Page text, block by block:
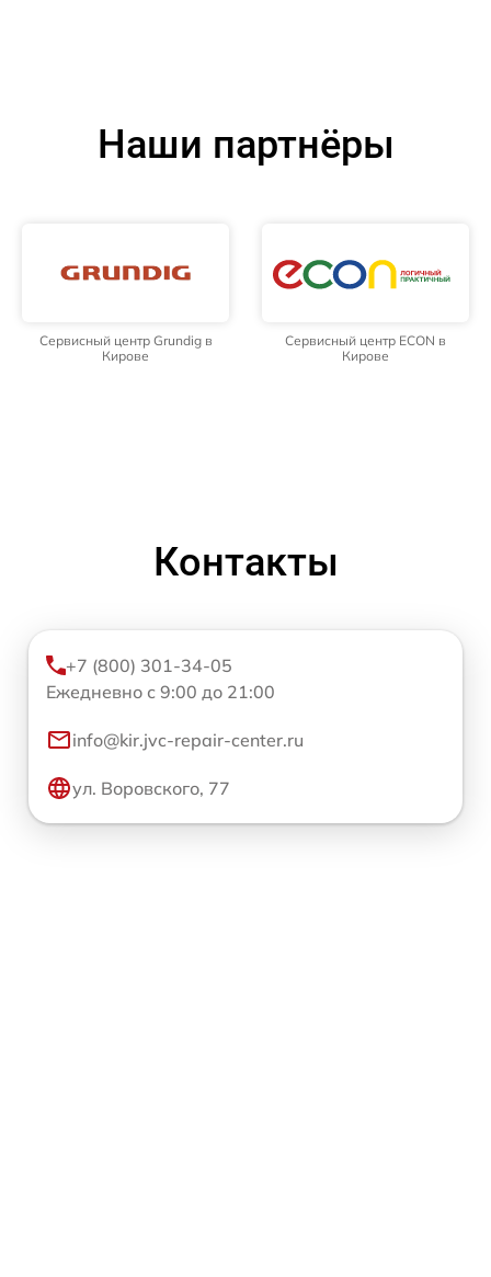
Наши партнёры
Сервисный центр Grundig в
Кирове
Сервисный центр ECON в
Кирове
Контакты
+7 (800) 301-34-05
Ежедневно с 9:00 до 21:00
info@kir.jvc-repair-center.ru
ул. Воровского, 77